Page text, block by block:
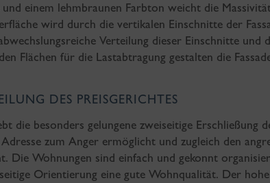
einem lehmbraunen Farbton weicht die
wird durch die vertikalen Einschnitte der
Verteilung dieser Einschnitte und
Flächen für die Lastabtragung gestalten die
DES PREISGERICHTES
die besonders gelungene zweiseitige Erschließung
zum Anger ermöglicht und zugleich den
Die Wohnungen sind einfach und gekonnt
Orientierung eine gute Wohnqualität. Der